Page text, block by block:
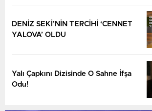
DENİZ SEKİ’NİN TERCİHİ ‘CENNET
YALOVA’ OLDU
Yalı Çapkını Dizisinde O Sahne İfşa
Odu!